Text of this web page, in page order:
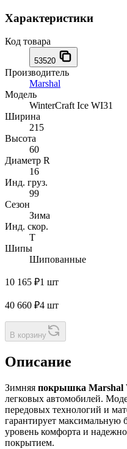
Характеристики
Код товара
53520
Производитель
Marshal
Модель
WinterCraft Ice WI31
Ширина
215
Высота
60
Диаметр R
16
Инд. груз.
99
Сезон
Зима
Инд. скор.
T
Шипы
Шипованные
10 165 ₽1 шт
40 660 ₽4 шт
В корзину
Описание
Зимняя покрышка Marshal
легковых автомобилей.
передовых технологий и
гарантирует максимальную
уровень комфорта и
покрытием.